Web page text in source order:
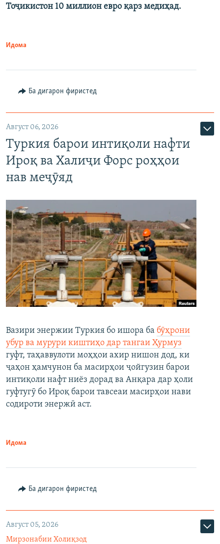
Тоҷикистон 10 миллион евро қарз медиҳад.
Идома
Ба дигарон фиристед
Август 06, 2026
Туркия барои интиқоли нафти
Ироқ ва Халиҷи Форс роҳҳои
нав меҷӯяд
Вазири энержии Туркия бо ишора ба бӯҳрони
убур ва мурури киштиҳо дар тангаи Ҳурмуз
гуфт, таҳаввулоти моҳҳои ахир нишон дод, ки
ҷаҳон ҳамчунон ба масирҳои ҷойгузин барои
интиқоли нафт ниёз дорад ва Анқара дар ҳоли
гуфтугӯ бо Ироқ барои тавсеаи масирҳои нави
содироти энержӣ аст.
Идома
Ба дигарон фиристед
Август 05, 2026
Мирзонабии Холиқзод